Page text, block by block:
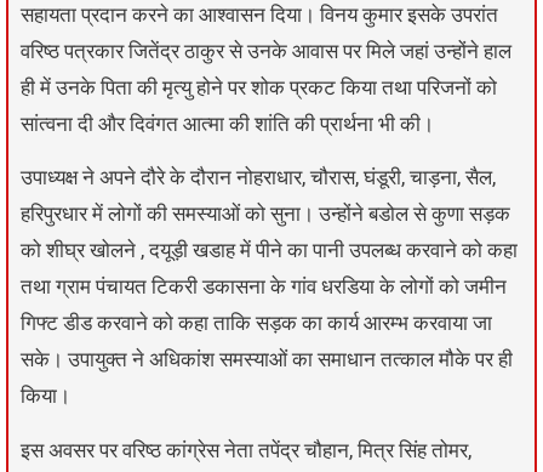
सहायता प्रदान करने का आश्वासन दिया। विनय कुमार इसके उपरांत
वरिष्ठ पत्रकार जितेंद्र ठाकुर से उनके आवास पर मिले जहां उन्होंने हाल
ही में उनके पिता की मृत्यु होने पर शोक प्रकट किया तथा परिजनों को
सांत्वना दी और दिवंगत आत्मा की शांति की प्रार्थना भी की।
उपाध्यक्ष ने अपने दौरे के दौरान नोहराधार, चौरास, घंडूरी, चाड़ना, सैल,
हरिपुरधार में लोगों की समस्याओं को सुना। उन्होंने बडोल से कुणा सड़क
को शीघ्र खोलने , दयूड़ी खडाह में पीने का पानी उपलब्ध करवाने को कहा
तथा ग्राम पंचायत टिकरी डकासना के गांव धरडिया के लोगों को जमीन
गिफ्ट डीड करवाने को कहा ताकि सड़क का कार्य आरम्भ करवाया जा
सके। उपायुक्त ने अधिकांश समस्याओं का समाधान तत्काल मौके पर ही
किया।
इस अवसर पर वरिष्ठ कांग्रेस नेता तपेंद्र चौहान, मित्र सिंह तोमर,